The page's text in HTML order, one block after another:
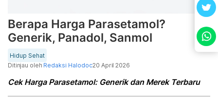
Berapa Harga Parasetamol?
Generik, Panadol, Sanmol
Hidup Sehat
Ditinjau oleh Redaksi Halodoc20 April 2026
Cek Harga Parasetamol: Generik dan Merek Terbaru